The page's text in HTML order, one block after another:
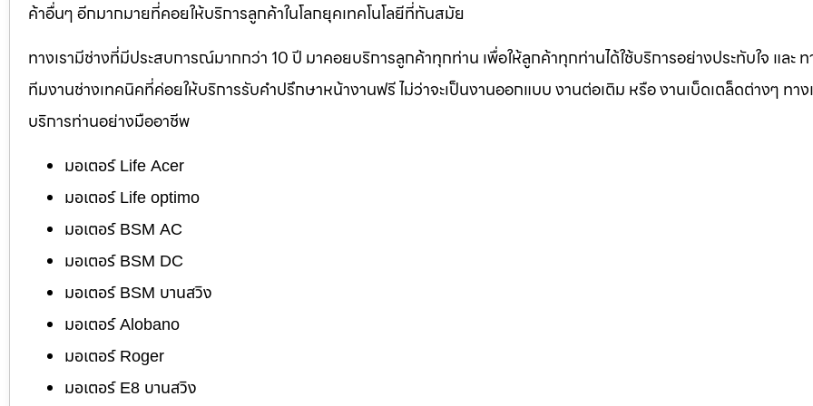
ค้าอื่นๆ อีกมากมายที่คอยให้บริการลูกค้าในโลกยุคเทคโนโลยีที่ทันสมัย
ทางเรามีช่างที่มีประสบการณ์มากกว่า 10 ปี มาคอยบริการลูกค้าทุกท่าน เพื่อให้ลูกค้าทุกท่านได้ใช้บริการอย่างประทับใจ และ ท
ทีมงานช่างเทคนิคที่ค่อยให้บริการรับคำปรึกษาหน้างานฟรี ไม่ว่าจะเป็นงานออกแบบ งานต่อเติม หรือ งานเบ็ดเตล็ดต่างๆ ทาง
บริการท่านอย่างมืออาชีพ
มอเตอร์ Life Acer
มอเตอร์ Life optimo
มอเตอร์ BSM AC
มอเตอร์ BSM DC
มอเตอร์ BSM บานสวิง
มอเตอร์ Alobano
มอเตอร์ Roger
มอเตอร์ E8 บานสวิง